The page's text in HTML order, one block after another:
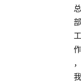
总
部
工
作
，
我